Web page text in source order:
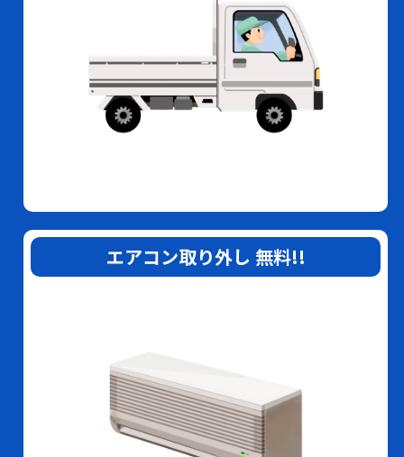
エアコン取り外し 無料!!